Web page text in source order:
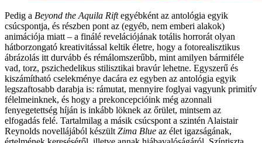
Pedig a Beyond the Aquila Riftegyébként az antológia egyik
csúcspontja, és részben pont az (egyéb, nem emberi alakok)
animációja miatt – a finálé revelációjának totális horrorát olyan
hátborzongató kreativitással keltik életre, hogy a fotorealisztikus
ábrázolás itt durvább és rémálomszerűbb, mint amilyen bármiféle
vad, torz, pszichedelikus stilisztikai bravúr lehetne. Egyszerű és
kiszámítható cselekménye dacára ez egyben az antológia egyik
legszaftosabb darabja is: rámutat, mennyire foglyai vagyunk primitív
félelmeinknek, és hogy a prekoncepcióink még azonnali
fenyegetettség híján is inkább löknek az őrület, mintsem az
elfogadás felé. Tartalmilag a másik csúcspont a szintén Alaistair
Reynolds novellájából készültZima Blue az élet igazságának,